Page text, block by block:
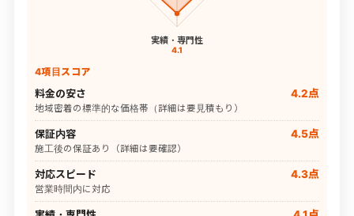
実績・専門性
4.1
4項目スコア
料金の安さ 4.2点
地域密着の標準的な価格帯（詳細は要見積もり）
保証内容 4.5点
施工後の保証あり（詳細は要確認）
対応スピード 4.3点
営業時間内に対応